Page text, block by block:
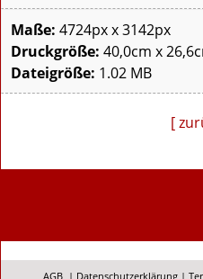
Maße: 4724px x 3142px
Druckgröße: 40,0cm x
Dateigröße: 1.02 MB
[
AGB | Datenschutzerklärung|